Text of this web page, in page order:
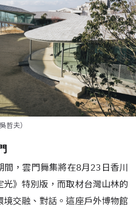
哲夫）
間，雲門舞集將在8月23日香川
光》特別版，而取材台灣山林的
境交融、對話。這座戶外博物館